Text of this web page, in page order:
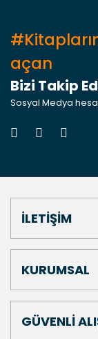
açan
Bizi Takip
Sosyal Medya
İLETİŞİM
KURUMSAL
GÜVENLİ